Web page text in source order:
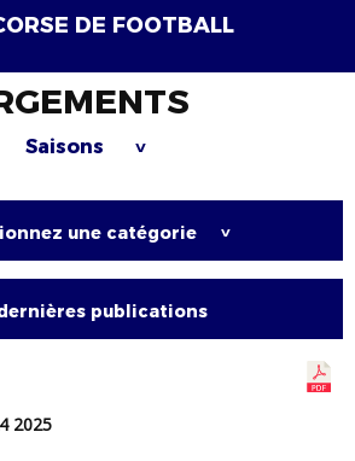
DE FOOTBALL
Saisons >
une catégorie >
publications
2025